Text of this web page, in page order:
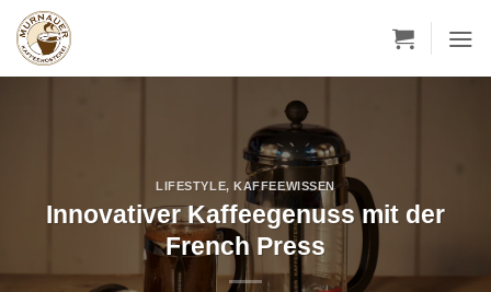
Zum
Inhalt
springen
LIFESTYLE,KAFFEEWISSEN
Innovativer Kaffeegenuss mit der
French Press